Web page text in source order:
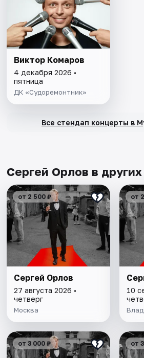
Виктор Комаров
4 декабря 2026 •
пятница
ДК «Судоремонтник»
Все стендап концерты в
Сергей Орлов в
от 2 500 ₽
Сергей Орлов
27 августа 2026 •
четверг
Москва
от
10
от 3 000 ₽ от